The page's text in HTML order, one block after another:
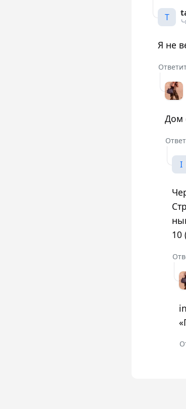
T
Я не
Дом
I
10